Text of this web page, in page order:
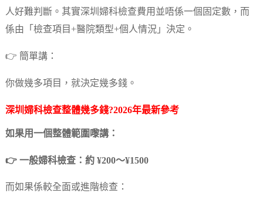
人好難判斷。其實深圳婦科檢查費用並唔係一個固定數，而
係由「檢查項目+醫院類型+個人情況」決定。
👉 簡單講：
你做幾多項目，就決定幾多錢。
深圳婦科檢查整體幾多錢?2026年最新參考
如果用一個整體範圍嚟講：
👉 一般婦科檢查：約 ¥200～¥1500
而如果係較全面或進階檢查：